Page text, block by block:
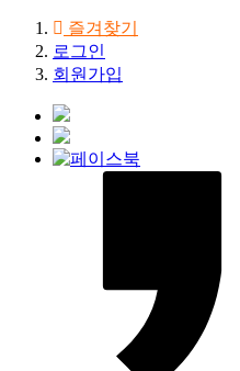
즐겨찾기
로그인
회원가입